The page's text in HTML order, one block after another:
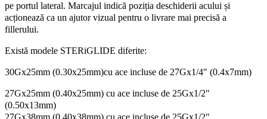
pe portul lateral. Marcajul indică poziția deschiderii acului și
acționează ca un ajutor vizual pentru o livrare mai precisă a
fillerului.
Există modele STERiGLIDE diferite:
30Gx25mm (0.30x25mm)cu ace incluse de 27Gx1/4″ (0.4x7mm)
27Gx25mm (0.40x25mm) cu ace incluse de 25Gx1/2″
(0.50x13mm)